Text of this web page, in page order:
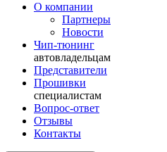
О компании
Партнеры
Новости
Чип-тюнинг
автовладельцам
Представители
Прошивки
специалистам
Вопрос-ответ
Отзывы
Контакты